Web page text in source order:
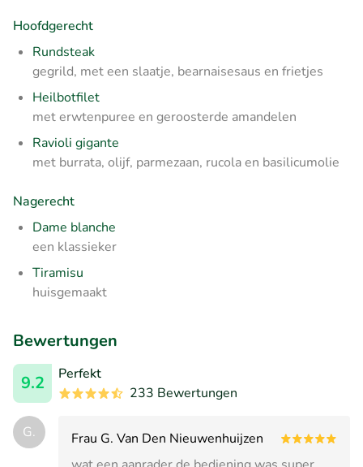
Hoofdgerecht
Rundsteak
gegrild, met een slaatje, bearnaisesaus en frietjes
Heilbotfilet
met erwtenpuree en geroosterde amandelen
Ravioli gigante
met burrata, olijf, parmezaan, rucola en basilicumolie
Nagerecht
Dame blanche
een klassieker
Tiramisu
huisgemaakt
Bewertungen
9.2
Perfekt
233 Bewertungen
G.
Frau G. Van Den Nieuwenhuijzen